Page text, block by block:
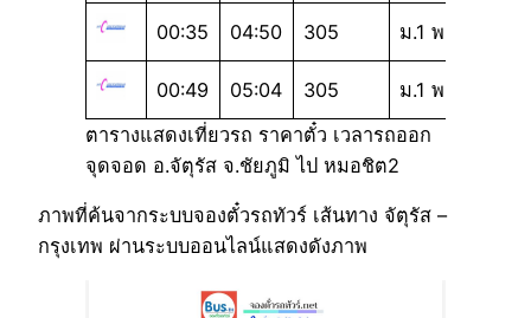
00:35 04:50 305 ม.1 พ
00:49 05:04 305
ม.1 พ
ตารางแสดงเที่ยวรถ ราคาตั๋ว เวลารถออก
จุดจอด อ.จัตุรัส จ.ชัยภูมิ ไป หมอชิต2
ภาพที่ค้นจากระบบจองตั๋วรถทัวร์ เส้นทาง จัตุรัส –
กรุงเทพ ผ่านระบบออนไลน์แสดงดังภาพ